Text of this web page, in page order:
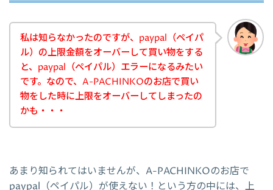
私は知らなかったのですが、paypal（ペイパ
ル）の上限金額をオーバーして買い物をする
と、paypal（ペイパル）エラーになるみたい
です。なので、A-PACHINKOのお店で買い
物をした時に上限をオーバーしてしまったの
かも・・・
あまり知られてはいませんが、A-PACHINKOのお店で
paypal（ペイパル）が使えない！という方の中には、上